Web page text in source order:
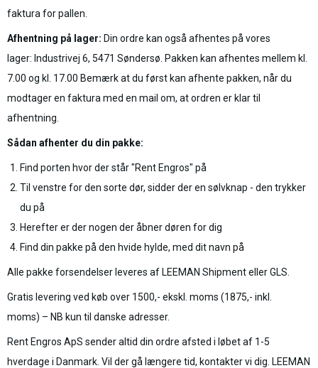
faktura for pallen.
Afhentning på lager: Din ordre kan også afhentes på vores
lager: Industrivej 6, 5471 Søndersø. Pakken kan afhentes mellem kl.
7.00 og kl. 17.00 Bemærk at du først kan afhente pakken, når du
modtager en faktura med en mail om, at ordren er klar til
afhentning.
Sådan afhenter du din pakke:
Find porten hvor der står "Rent Engros" på
Til venstre for den sorte dør, sidder der en sølvknap - den trykker
du på
Herefter er der nogen der åbner døren for dig
Find din pakke på den hvide hylde, med dit navn på
Alle pakke forsendelser leveres af LEEMAN Shipment eller GLS.
Gratis levering ved køb over 1500,- ekskl. moms (1875,- inkl.
moms) – NB kun til danske adresser.
Rent Engros ApS sender altid din ordre afsted i løbet af 1-5
hverdage i Danmark. Vil der gå længere tid, kontakter vi dig. LEEMAN